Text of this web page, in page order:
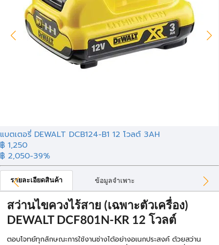
แบตเตอรี่ DEWALT DCB124-B1 12 โวลต์ 3AH
฿ 1,250
฿ 2,050-39%
รายละเอียดสินค้า ข้อมูลจำเพาะ
สว่านไขควงไร้สาย (เฉพาะตัวเครื่อง)
DEWALT DCF801N-KR 12 โวลต์
ตอบโจทย์ทุกลักษณะการใช้งานช่างได้อย่างอเนกประสงค์ ด้วยสว่าน